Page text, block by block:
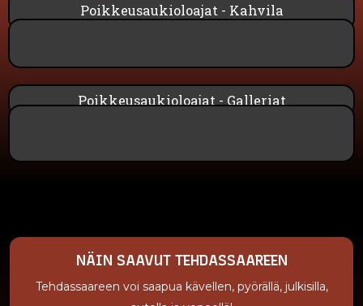
Poikkeusaukioloajat - Kahvila
Poikkeusaukioloajat - Galleriat
NÄIN SAAVUT TEHDASSAAREEN
Tehdassaareen voi saapua kävellen, pyörällä, julkisilla,